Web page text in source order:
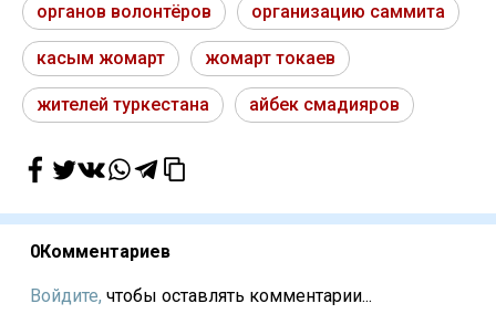
органов волонтёров организацию саммита
касым жомарт жомарт токаев
жителей туркестана айбек смадияров
0Комментариев
Войдите, чтобы оставлять комментарии...